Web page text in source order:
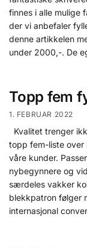
finnes i alle mulige
der vi anbefaler
denne artikkelen
under 2000,-. De
Topp fem
1. FEBRUAR 2022
Kvalitet trenger
topp fem-liste over
våre kunder.
nybegynnere og
særdeles vakker
blekkpatron følger
internasjonal